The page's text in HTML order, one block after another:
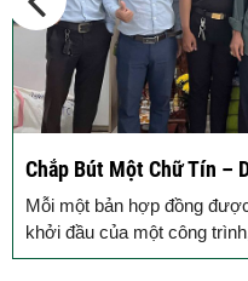
Động Thổ Xây Nhà –
Đồng Hành
Mỗi ngôi nhà được khởi
gạch xây dựng nên